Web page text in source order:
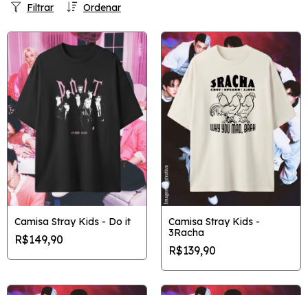
Ordenar
Filtrar
Camisa Stray Kids - Do it
R$149,90
Camisa Stray Kids -
3Racha
R$139,90